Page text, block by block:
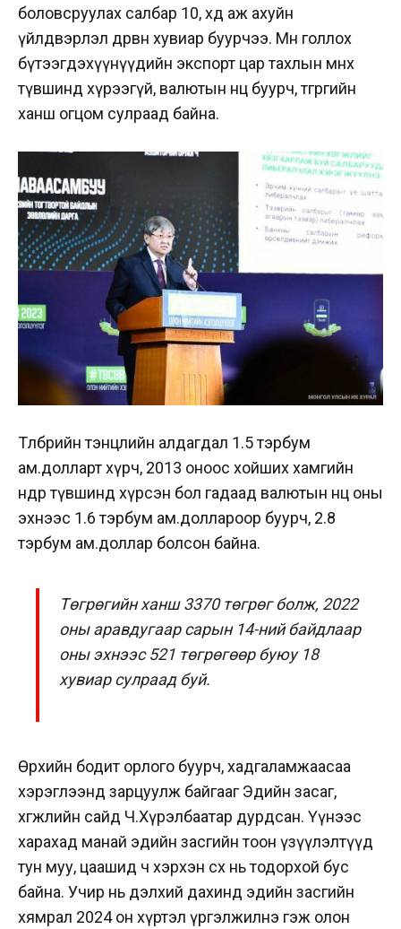
боловсруулах салбар 10, хөдөө аж ахуйн
үйлдвэрлэл дөрвөн хувиар буурчээ. Мөн голлох
бүтээгдэхүүнүүдийн экспорт цар тахлын өмнөх
түвшинд хүрээгүй, валютын нөөц буурч, төгрөгийн
ханш огцом сулраад байна.
Төлбөрийн тэнцлийн алдагдал 1.5 тэрбум
ам.долларт хүрч, 2013 оноос хойших хамгийн
өндөр түвшинд хүрсэн бол гадаад валютын нөөц оны
эхнээс 1.6 тэрбум ам.доллароор буурч, 2.8
тэрбум ам.доллар болсон байна.
Төгрөгийн ханш 3370 төгрөг болж, 2022
оны аравдугаар сарын 14-ний байдлаар
оны эхнээс 521 төгрөгөөр буюу 18
хувиар сулраад буй.
Өрхийн бодит орлого буурч, хадгаламжаасаа
хэрэглээнд зарцуулж байгааг Эдийн засаг,
хөгжлийн сайд Ч.Хүрэлбаатар дурдсан. Үүнээс
харахад манай эдийн засгийн тоон үзүүлэлтүүд
тун муу, цаашид ч хэрхэн өсөх нь тодорхой бус
байна. Учир нь дэлхий дахинд эдийн засгийн
хямрал 2024 он хүртэл үргэлжилнэ гэж олон